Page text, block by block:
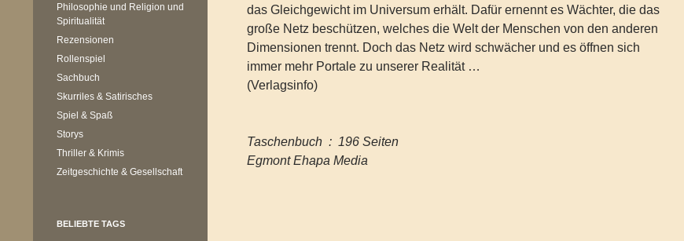
das Gleichgewicht im Universum erhält. Dafür ernennt es Wächter, die das
große Netz beschützen, welches die Welt der Menschen von den anderen
Dimensionen trennt. Doch das Netz wird schwächer und es öffnen sich
immer mehr Portale zu unserer Realität …
(Verlagsinfo)
Taschenbuch ‏ : ‎ 196 Seiten
Egmont Ehapa Media
Philosophie und Religion und
Spiritualität
Rezensionen
Rollenspiel
Sachbuch
Skurriles & Satirisches
Spiel & Spaß
Storys
Thriller & Krimis
Zeitgeschichte & Gesellschaft
BELIEBTE TAGS